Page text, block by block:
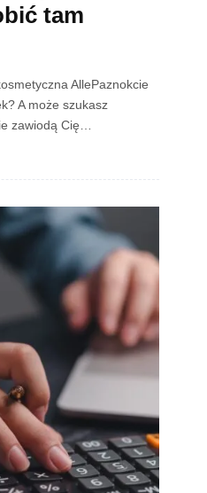
tam
AllePaznokcie
A może szukasz
zawiodą Cię…